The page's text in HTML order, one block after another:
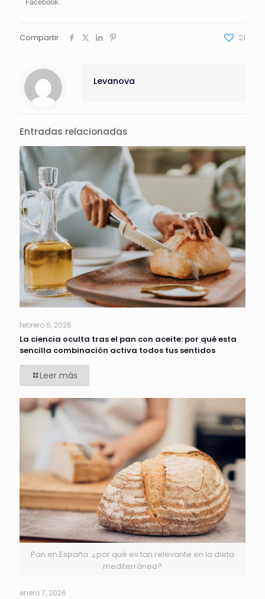
Facebook.
Compartir 21
Levanova
Entradas relacionadas
febrero 6, 2026
La ciencia oculta tras el pan con aceite: por qué esta
sencilla combinación activa todos tus sentidos
Leer más
Pan en España: ¿por qué es tan relevante en la dieta
mediterránea?
enero 7, 2026